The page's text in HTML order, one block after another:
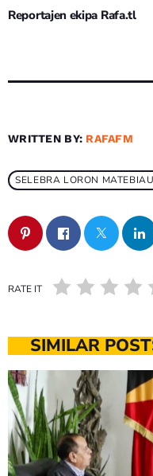
Reportajen ekipa Rafa.tl
WRITTEN BY: RAFAFM
SELEBRA LORON
RATE IT
SIMILAR